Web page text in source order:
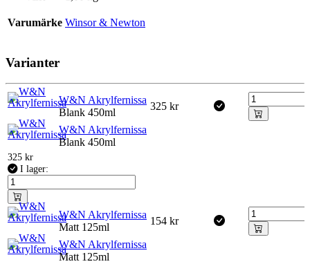
Varumärke Winsor & Newton
Varianter
W&N Akrylfernissa
Blank 450ml
325 kr
W&N Akrylfernissa
Blank 450ml
325 kr
I lager:
W&N Akrylfernissa
Matt 125ml
154 kr
W&N Akrylfernissa
Matt 125ml